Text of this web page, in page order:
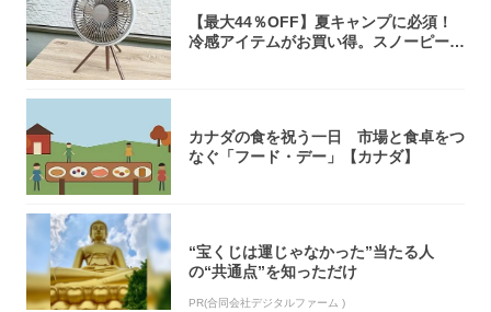
【最大44％OFF】夏キャンプに必須！
冷感アイテムがお買い得。スノーピー
カナダの食を祝う一日 市場と食卓をつ
なぐ「フード・デー」【カナダ】
“宝くじは運じゃなかった”当たる人
の“共通点”を知っただけ
PR(合同会社デジタルファーム )